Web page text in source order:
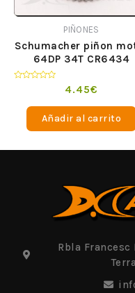
PIÑONES
Schumacher piñon
64DP 34T CR6434
4.45€
Añadir al carrito
Rbla Francesc